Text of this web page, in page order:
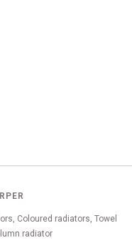
Coloured radiators, Towel
radiator